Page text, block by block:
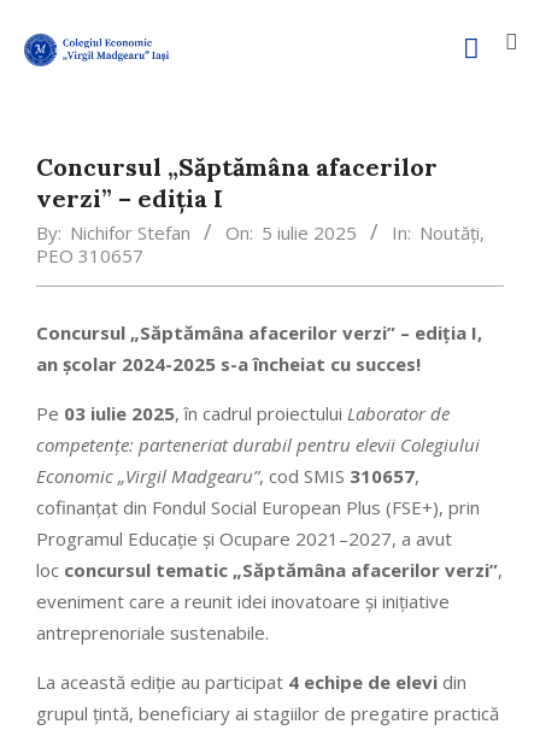
Concursul „Săptămâna afacerilor
verzi” – ediția I
By: Nichifor Stefan On: 5 iulie 2025 In: Noutăți,
PEO 310657
Concursul „Săptămâna afacerilor verzi” – ediția I,
an școlar 2024-2025 s-a încheiat cu succes!
Pe 03 iulie 2025, în cadrul proiectului Laborator de
competențe: parteneriat durabil pentru elevii Colegiului
Economic „Virgil Madgearu”, cod SMIS 310657,
cofinanțat din Fondul Social European Plus (FSE+), prin
Programul Educație și Ocupare 2021–2027, a avut
loc concursul tematic „Săptămâna afacerilor verzi”,
eveniment care a reunit idei inovatoare și inițiative
antreprenoriale sustenabile.
La această ediție au participat 4 echipe de elevi din
grupul țintă, beneficiary ai stagiilor de pregatire practică